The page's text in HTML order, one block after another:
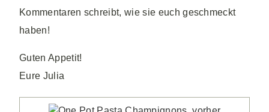
Kommentaren schreibt, wie sie euch geschmeckt
haben!
Guten Appetit!
Eure Julia